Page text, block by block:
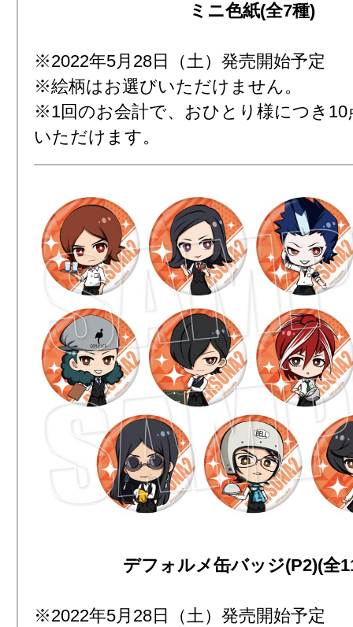
ミニ色紙(全7種)
※2022年5月28日（土）発売開始予定
※絵柄はお選びいただけません。
※1回のお会計で、おひとり様につき10
いただけます。
デフォルメ缶バッジ(P2)(全
※2022年5月28日（土）発売開始予定